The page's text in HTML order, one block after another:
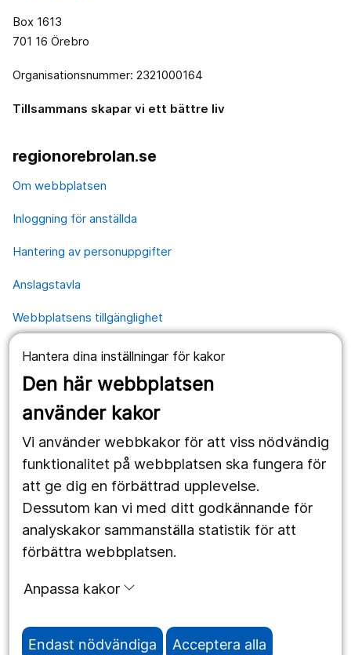
Hantera dina inställningar för kakor
Den här webbplatsen
använder kakor
Vi använder webbkakor för att viss nödvändig
funktionalitet på webbplatsen ska fungera för
att ge dig en förbättrad upplevelse.
Dessutom kan vi med ditt godkännande för
analyskakor sammanställa statistik för att
förbättra webbplatsen.
Anpassa kakor
Endast nödvändiga Acceptera alla
Box 1613
701 16 Örebro
Organisationsnummer: 2321000164
Tillsammans skapar vi ett bättre liv
regionorebrolan.se
Om webbplatsen
Inloggning för anställda
Hantering av personuppgifter
Anslagstavla
Webbplatsens tillgänglighet
Våra webbplatser
1177.se
Vårdgivare
Följ oss
Facebook